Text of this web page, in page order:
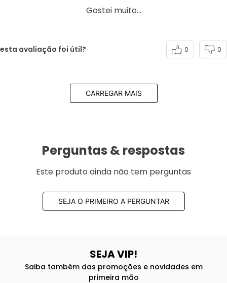
Gostei muito...
esta avaliação foi útil? 0 0
CARREGAR MAIS
Perguntas & respostas
Este produto ainda não tem perguntas
SEJA O PRIMEIRO A PERGUNTAR
SEJA VIP!
Saiba também das promoções e novidades em
primeira mão